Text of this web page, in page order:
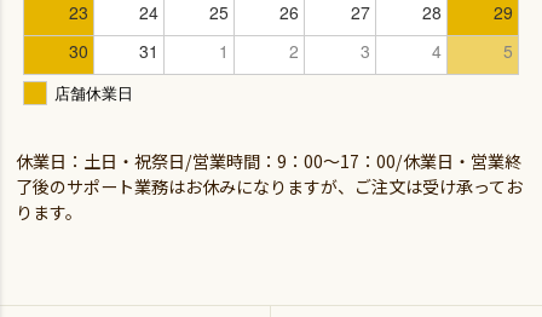
休業日：土日・祝祭日/営業時間：9：00～17：00/休業日・営業終
了後のサポート業務はお休みになりますが、ご注文は受け承ってお
ります。